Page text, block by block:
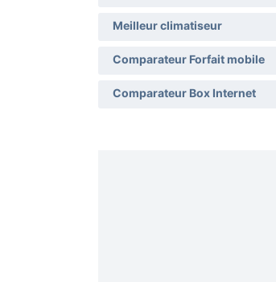
Meilleur climatiseur
Comparateur Forfait mobile
Comparateur Box Internet